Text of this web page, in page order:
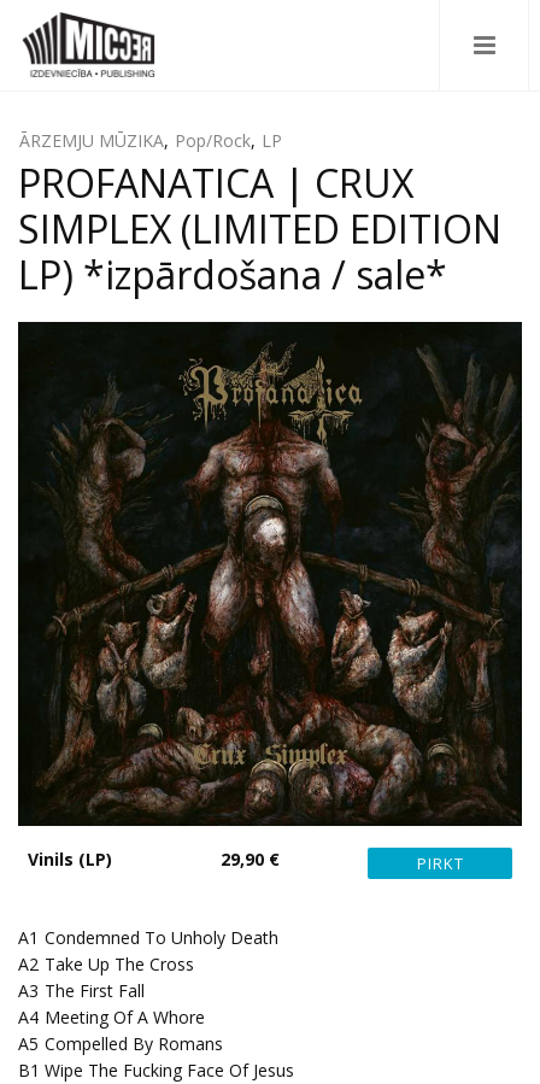
ĀRZEMJU MŪZIKA, Pop/Rock, LP
PROFANATICA | CRUX
SIMPLEX (LIMITED EDITION
LP) *izpārdošana / sale*
Vinils (LP) 29,90 €
A1 Condemned To Unholy Death
A2 Take Up The Cross
A3 The First Fall
A4 Meeting Of A Whore
A5 Compelled By Romans
B1 Wipe The Fucking Face Of Jesus